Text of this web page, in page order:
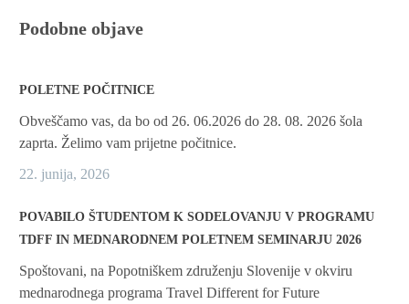
Podobne objave
POLETNE POČITNICE
Obveščamo vas, da bo od 26. 06.2026 do 28. 08. 2026 šola
zaprta. Želimo vam prijetne počitnice.
22. junija, 2026
POVABILO ŠTUDENTOM K SODELOVANJU V PROGRAMU
TDFF IN MEDNARODNEM POLETNEM SEMINARJU 2026
Spoštovani, na Popotniškem združenju Slovenije v okviru
mednarodnega programa Travel Different for Future